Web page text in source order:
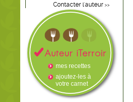
Contacter l'auteur >>
mes recettes
ajoutez-les à
votre carnet